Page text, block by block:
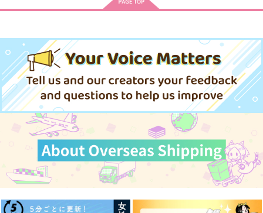
ゲインズブール君とロ
ックハート君
US THEM
（税込）
エアリス×ティファ
サンプル
作品詳細
ラブユーオルウェイ
582円 （税込）
クラウド×ティファ
サンプル
作品詳細
星を捜して
みなと屋
582 円 （税込）
クラウド×ティファ
サンプル
作品詳細